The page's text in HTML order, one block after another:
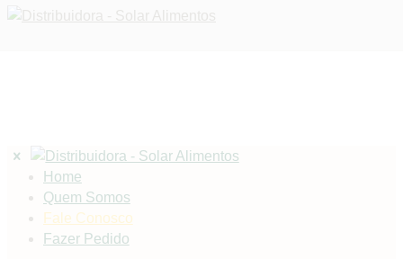
Home
Quem Somos
Fale Conosco
Fazer Pedido